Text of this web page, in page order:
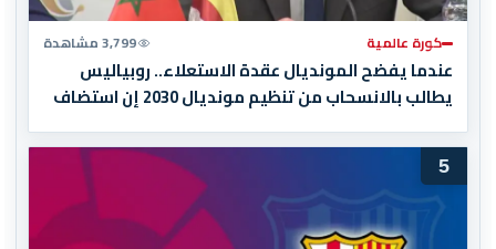
كورة عالمية 3,799 مشاهدة
عندما يفضح المونديال عقدة الاستعلاء.. روبياليس
يطالب بالانسحاب من تنظيم مونديال 2030 إن استضاف
المغرب المباراة النهائية!
5